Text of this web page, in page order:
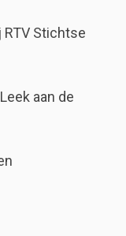
Stichtse
aan de